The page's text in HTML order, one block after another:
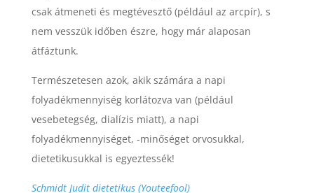
csak átmeneti és megtévesztő (például az arcpír), s
nem vesszük időben észre, hogy már alaposan
átfáztunk.
Természetesen azok, akik számára a napi
folyadékmennyiség korlátozva van (például
vesebetegség, dialízis miatt), a napi
folyadékmennyiséget, -minőséget orvosukkal,
dietetikusukkal is egyeztessék!
Schmidt Judit dietetikus (Youteefool)